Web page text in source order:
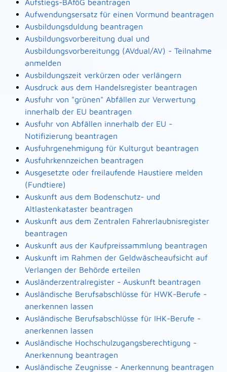
Aufstiegs-BAföG beantragen
Aufwendungsersatz für einen Vormund beantragen
Ausbildungsduldung beantragen
Ausbildungsvorbereitung dual und
Ausbildungsvorbereitungg (AVdual/AV) - Teilnahme
anmelden
Ausbildungszeit verkürzen oder verlängern
Ausdruck aus dem Handelsregister beantragen
Ausfuhr von "grünen" Abfällen zur Verwertung
innerhalb der EU beantragen
Ausfuhr von Abfällen innerhalb der EU -
Notifizierung beantragen
Ausfuhrgenehmigung für Kulturgut beantragen
Ausfuhrkennzeichen beantragen
Ausgesetzte oder freilaufende Haustiere melden
(Fundtiere)
Auskunft aus dem Bodenschutz- und
Altlastenkataster beantragen
Auskunft aus dem Zentralen Fahrerlaubnisregister
beantragen
Auskunft aus der Kaufpreissammlung beantragen
Auskunft im Rahmen der Geldwäscheaufsicht auf
Verlangen der Behörde erteilen
Ausländerzentralregister - Auskunft beantragen
Ausländische Berufsabschlüsse für HWK-Berufe -
anerkennen lassen
Ausländische Berufsabschlüsse für IHK-Berufe -
anerkennen lassen
Ausländische Hochschulzugangsberechtigung -
Anerkennung beantragen
Ausländische Zeugnisse - Anerkennung beantragen